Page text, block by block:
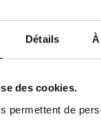
Détails
des cookies.
permettent de
2000€ 2770€
indexés au 1erjanvier 2021